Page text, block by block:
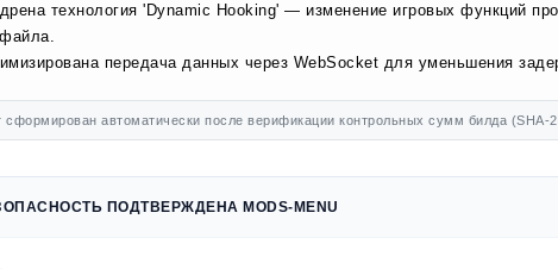
технология 'Dynamic Hooking' — изменение игровых функций
передача данных через WebSocket для уменьшения
автоматически после верификации контрольных сумм билда (SHA-
ПОДТВЕРЖДЕНА MODS-MENU